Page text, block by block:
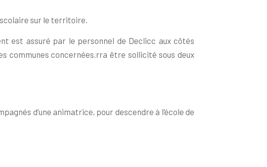
sur le territoire.
est assuré par le personnel de Declicc aux côtés
communes concernées.rra être sollicité sous deux
d’une animatrice, pour descendre à l’école de